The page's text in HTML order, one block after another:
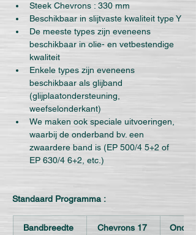
Steek Chevrons : 330 mm
Beschikbaar in slijtvaste kwaliteit type Y
De meeste types zijn eveneens
beschikbaar in olie- en vetbestendige
kwaliteit
Enkele types zijn eveneens
beschikbaar als glijband
(glijplaatondersteuning,
weefselonderkant)
We maken ook speciale uitvoeringen,
waarbij de onderband bv. een
zwaardere band is (EP 500/4 5+2 of
EP 630/4 6+2, etc.)
Standaard Programma :
Bandbreedte
Chevrons 17